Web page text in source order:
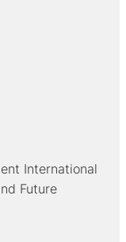
International
Future